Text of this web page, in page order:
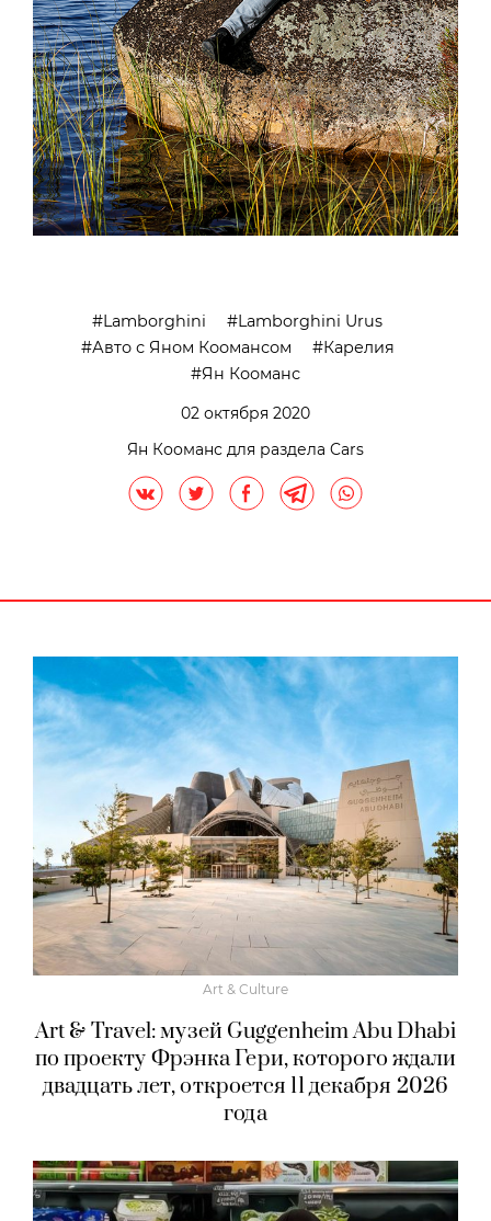
Lamborghini
Lamborghini Urus
Авто с Яном Коомансом
Карелия
Ян Кооманс
02 октября 2020
Ян Кооманс для раздела Cars
Art & Culture
Art & Travel: музей Guggenheim Abu Dhabi
по проекту Фрэнка Гери, которого ждали
двадцать лет, откроется 11 декабря 2026
года